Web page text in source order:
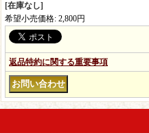
[在庫なし]
希望小売価格: 2,800円
返品特約に関する重要事項